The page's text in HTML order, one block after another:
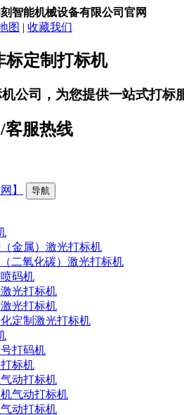
智能机械设备有限公司官网
图 | 收藏我们
标定制打标机
公司，为您提供一站式打标
客服热线
】 导航
金属）激光打标机
二氧化碳）激光打标机
码机
光打标机
光打标机
定制激光打标机
打码机
标机
动打标机
气动打标机
动打标机